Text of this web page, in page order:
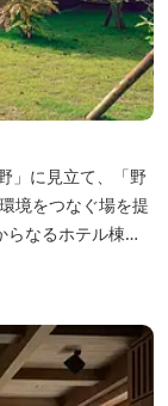
境をつなぐ場を提
らなるホテル棟
ヴィラ6棟がござ